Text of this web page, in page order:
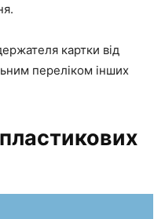
картки від
переліком інших
пластикових